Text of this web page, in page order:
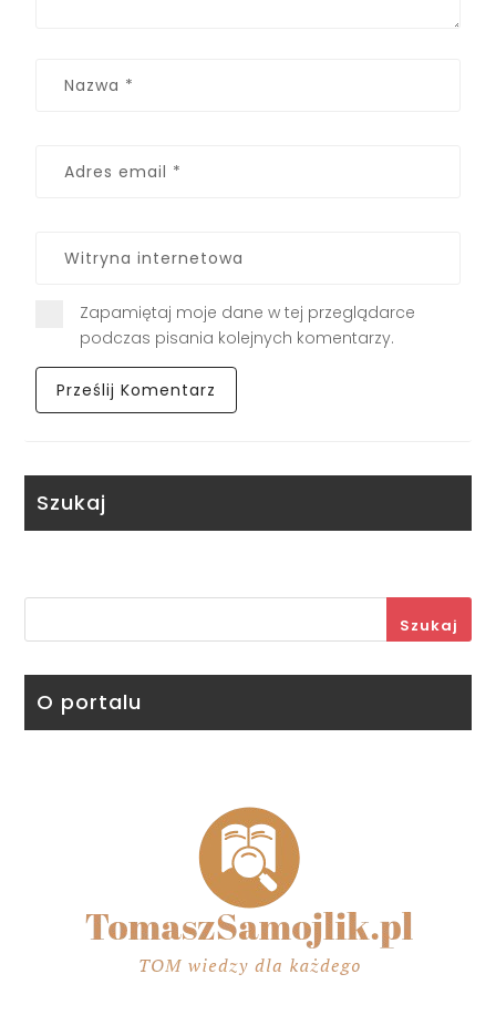
Zapamiętaj moje dane w tej przeglądarce
podczas pisania kolejnych komentarzy.
Szukaj
Szukaj
O portalu